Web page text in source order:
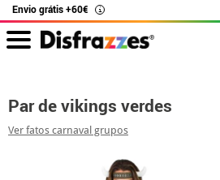
Envio grátis +60€ i
Par de vikings verdes
Ver fatos carnaval grupos